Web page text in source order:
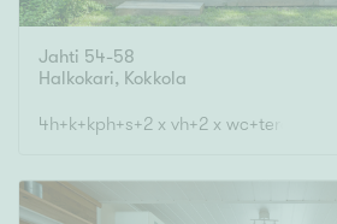
Jahti 54-58
Halkokari, Kokkola
4h+k+kph+s+2 x vh+2 x wc+terassi+var